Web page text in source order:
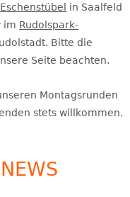
Eschenstübel
in Saalfeld
im Rudolspark-
Bitte die
Seite beachten.
Montagsrunden
stets willkommen.